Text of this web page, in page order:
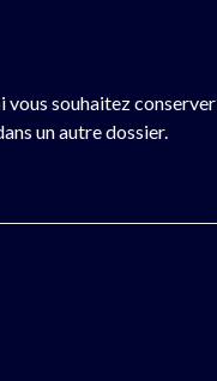
vous souhaitez conserver
un autre dossier.